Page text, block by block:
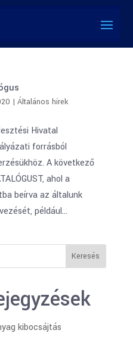
| Általános hírek
Hivatal
forrásból
A következő
ahol a
beírva az általunk
például...
Keresés
kibocsájtás